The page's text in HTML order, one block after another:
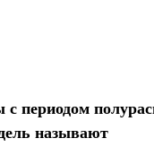
с периодом
называют